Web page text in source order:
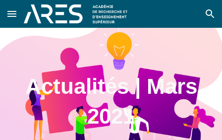
Skip to main content Skip to navigation
Actualités | Mars
2021